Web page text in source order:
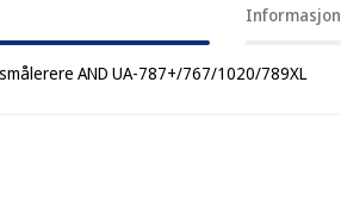
Informasjon
AND UA-787+/767/1020/789XL